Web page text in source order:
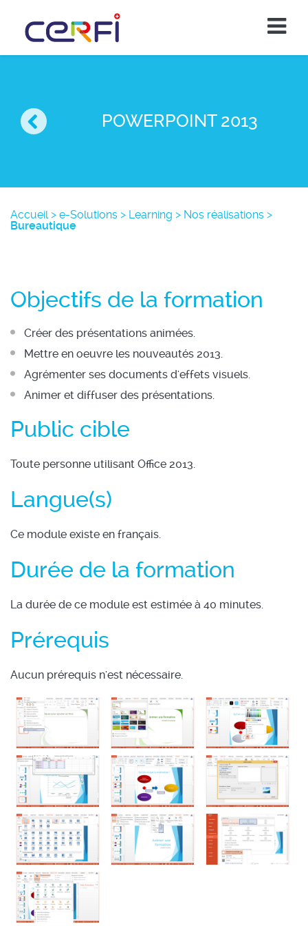
POWERPOINT 2013
Accueil> e-Solutions > Learning > Nos réalisations >
Bureautique
Objectifs de la formation
Créer des présentations animées.
Mettre en oeuvre les nouveautés 2013.
Agrémenter ses documents d'effets visuels.
Animer et diffuser des présentations.
Public cible
Toute personne utilisant Office 2013.
Langue(s)
Ce module existe en français.
Durée de la formation
La durée de ce module est estimée à 40 minutes.
Prérequis
Aucun prérequis n'est nécessaire.